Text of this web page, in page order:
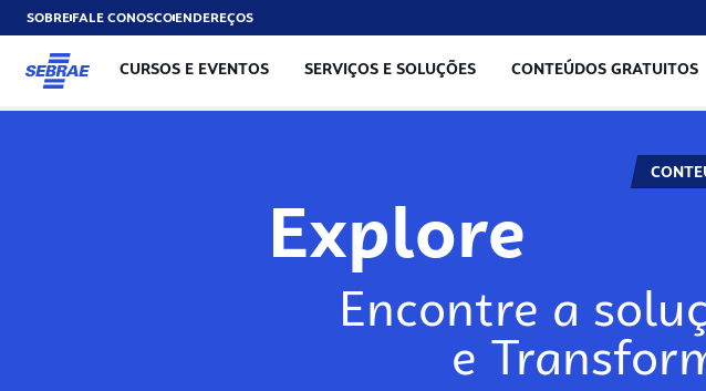
SOBREFALE CONOSCOENDEREÇOS
CURSOS E EVENTOS SERVIÇOS E SOLUÇÕES CONTEÚDOS GRATUITOS
Explore
Encontre a
e